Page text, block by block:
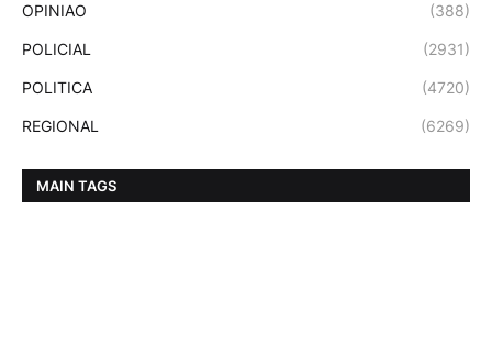
OPINIAO (388)
POLICIAL (2931)
POLITICA (4720)
REGIONAL (6269)
MAIN TAGS